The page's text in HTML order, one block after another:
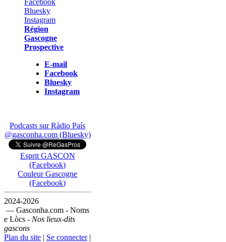
Région
Gascogne
Prospective
E-mail
Facebook
Bluesky
Instagram
Podcasts sur Ràdio País
@gasconha.com (Bluesky)
Esprit GASCON
(Facebook)
Couleur Gascogne
(Facebook)
2024-2026
— Gasconha.com - Noms
e Lòcs - Nos lieux-dits
gascons
Plan du site | Se connecter|